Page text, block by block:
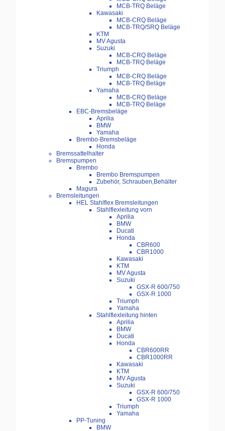
MCB-TRQ Beläge
Kawasaki
MCB-CRQ Beläge
MCB-TRQ/SRQ Beläge
KTM
MV Agusta
Suzuki
MCB-CRQ Beläge
MCB-TRQ Beläge
Triumph
MCB-CRQ Beläge
MCB-TRQ Beläge
Yamaha
MCB-CRQ Beläge
MCB-TRQ Beläge
EBC-Bremsbeläge
Aprilia
BMW
Yamaha
Brembo-Bremsbeläge
Honda
Bremssattelhalter
Bremspumpen
Brembo
Brembo Bremspumpen
Zubehör, Schrauben,Behälter
Magura
Bremsleitungen
HEL Stahlflex Bremsleitungen
Stahlflexleitung vorn
Aprilia
BMW
Ducati
Honda
CBR600
CBR1000
Kawasaki
KTM
MV Agusta
Suzuki
GSX-R 600/750
GSX-R 1000
Triumph
Yamaha
Stahlflexleitung hinten
Aprilia
BMW
Ducati
Honda
CBR600RR
CBR1000RR
Kawasaki
KTM
MV Agusta
Suzuki
GSX-R 600/750
GSX-R 1000
Triumph
Yamaha
PP-Tuning
BMW